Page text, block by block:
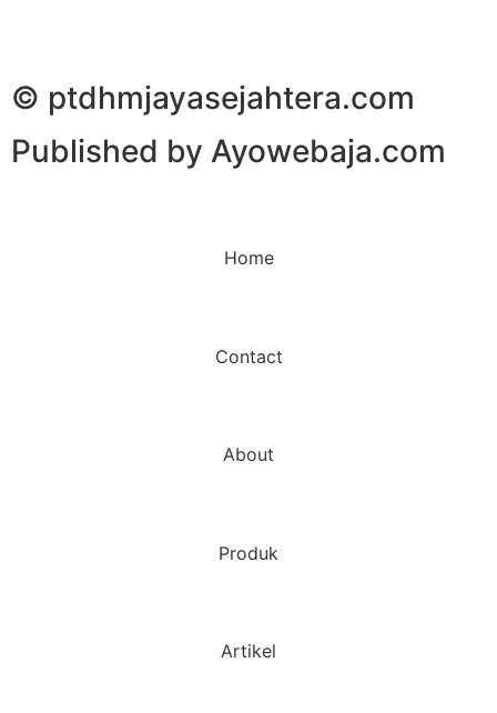
© ptdhmjayasejahtera.com
Published by Ayowebaja.com
Home
Contact
About
Produk
Artikel